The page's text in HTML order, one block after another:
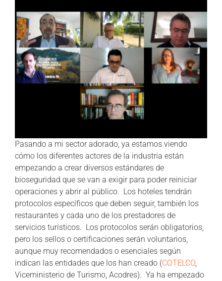
Pasando a mi sector adorado, ya estamos viendo
cómo los diferentes actores de la industria están
empezando a crear diversos estándares de
bioseguridad que se van a exigir para poder reiniciar
operaciones y abrir al público. Los hoteles tendrán
protocolos específicos que deben seguir, también los
restaurantes y cada uno de los prestadores de
servicios turísticos. Los protocolos serán obligatorios,
pero los sellos o certificaciones serán voluntarios,
aunque muy recomendados o esenciales según
indican las entidades que los han creado (COTELCO,
Viceministerio de Turismo, Acodres). Ya ha empezado